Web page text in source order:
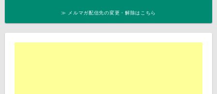
≫ メルマガ配信先の変更・解除はこちら